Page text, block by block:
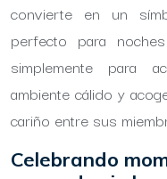
convierte en un
perfecto para
simplemente para
ambiente cálido y
cariño entre sus
Celebrando